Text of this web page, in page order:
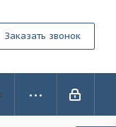
Заказать звонок